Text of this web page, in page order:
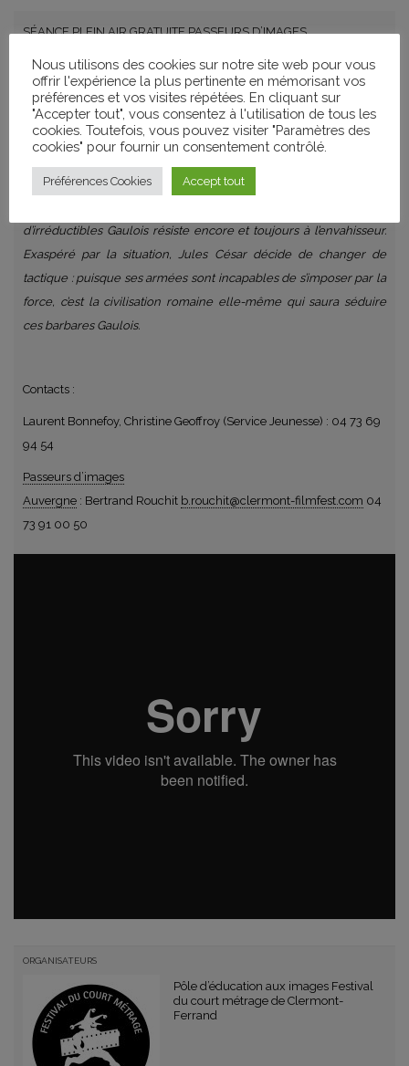
SÉANCE PLEIN AIR GRATUITEPASSEURS D’IMAGES
Louis Clichy, Alexandre Astier / France, Belgique / 2014 / 1h26/
Animation, Aventure, Comédie / Dès 3 ans
Nous sommes en 50 avant Jésus-Christ ; toute la Gaule est
d’irréductibles Gaulois résiste encore et toujours à l’envahisseur.
Exaspéré par la situation, Jules César décide de changer de
tactique : puisque ses armées sont incapables de s’imposer par la
force, c’est la civilisation romaine elle-même qui saura séduire
ces barbares Gaulois.
Contacts :
Laurent Bonnefoy, Christine Geoffroy (Service Jeunesse) : 04 73 69
94 54
Passeurs d’images
Auvergne : Bertrand Rouchit b.rouchit@clermont-filmfest.com 04
73 91 00 50
ORGANISATEURS
Pôle d’éducation aux images Festival
du court métrage de Clermont-
Ferrand
Nous utilisons des cookies sur notre site web pour vous
offrir l'expérience la plus pertinente en mémorisant vos
préférences et vos visites répétées. En cliquant sur
"Accepter tout", vous consentez à l'utilisation de tous les
cookies. Toutefois, vous pouvez visiter "Paramètres des
cookies" pour fournir un consentement contrôlé.
Préférences Cookies Accept tout